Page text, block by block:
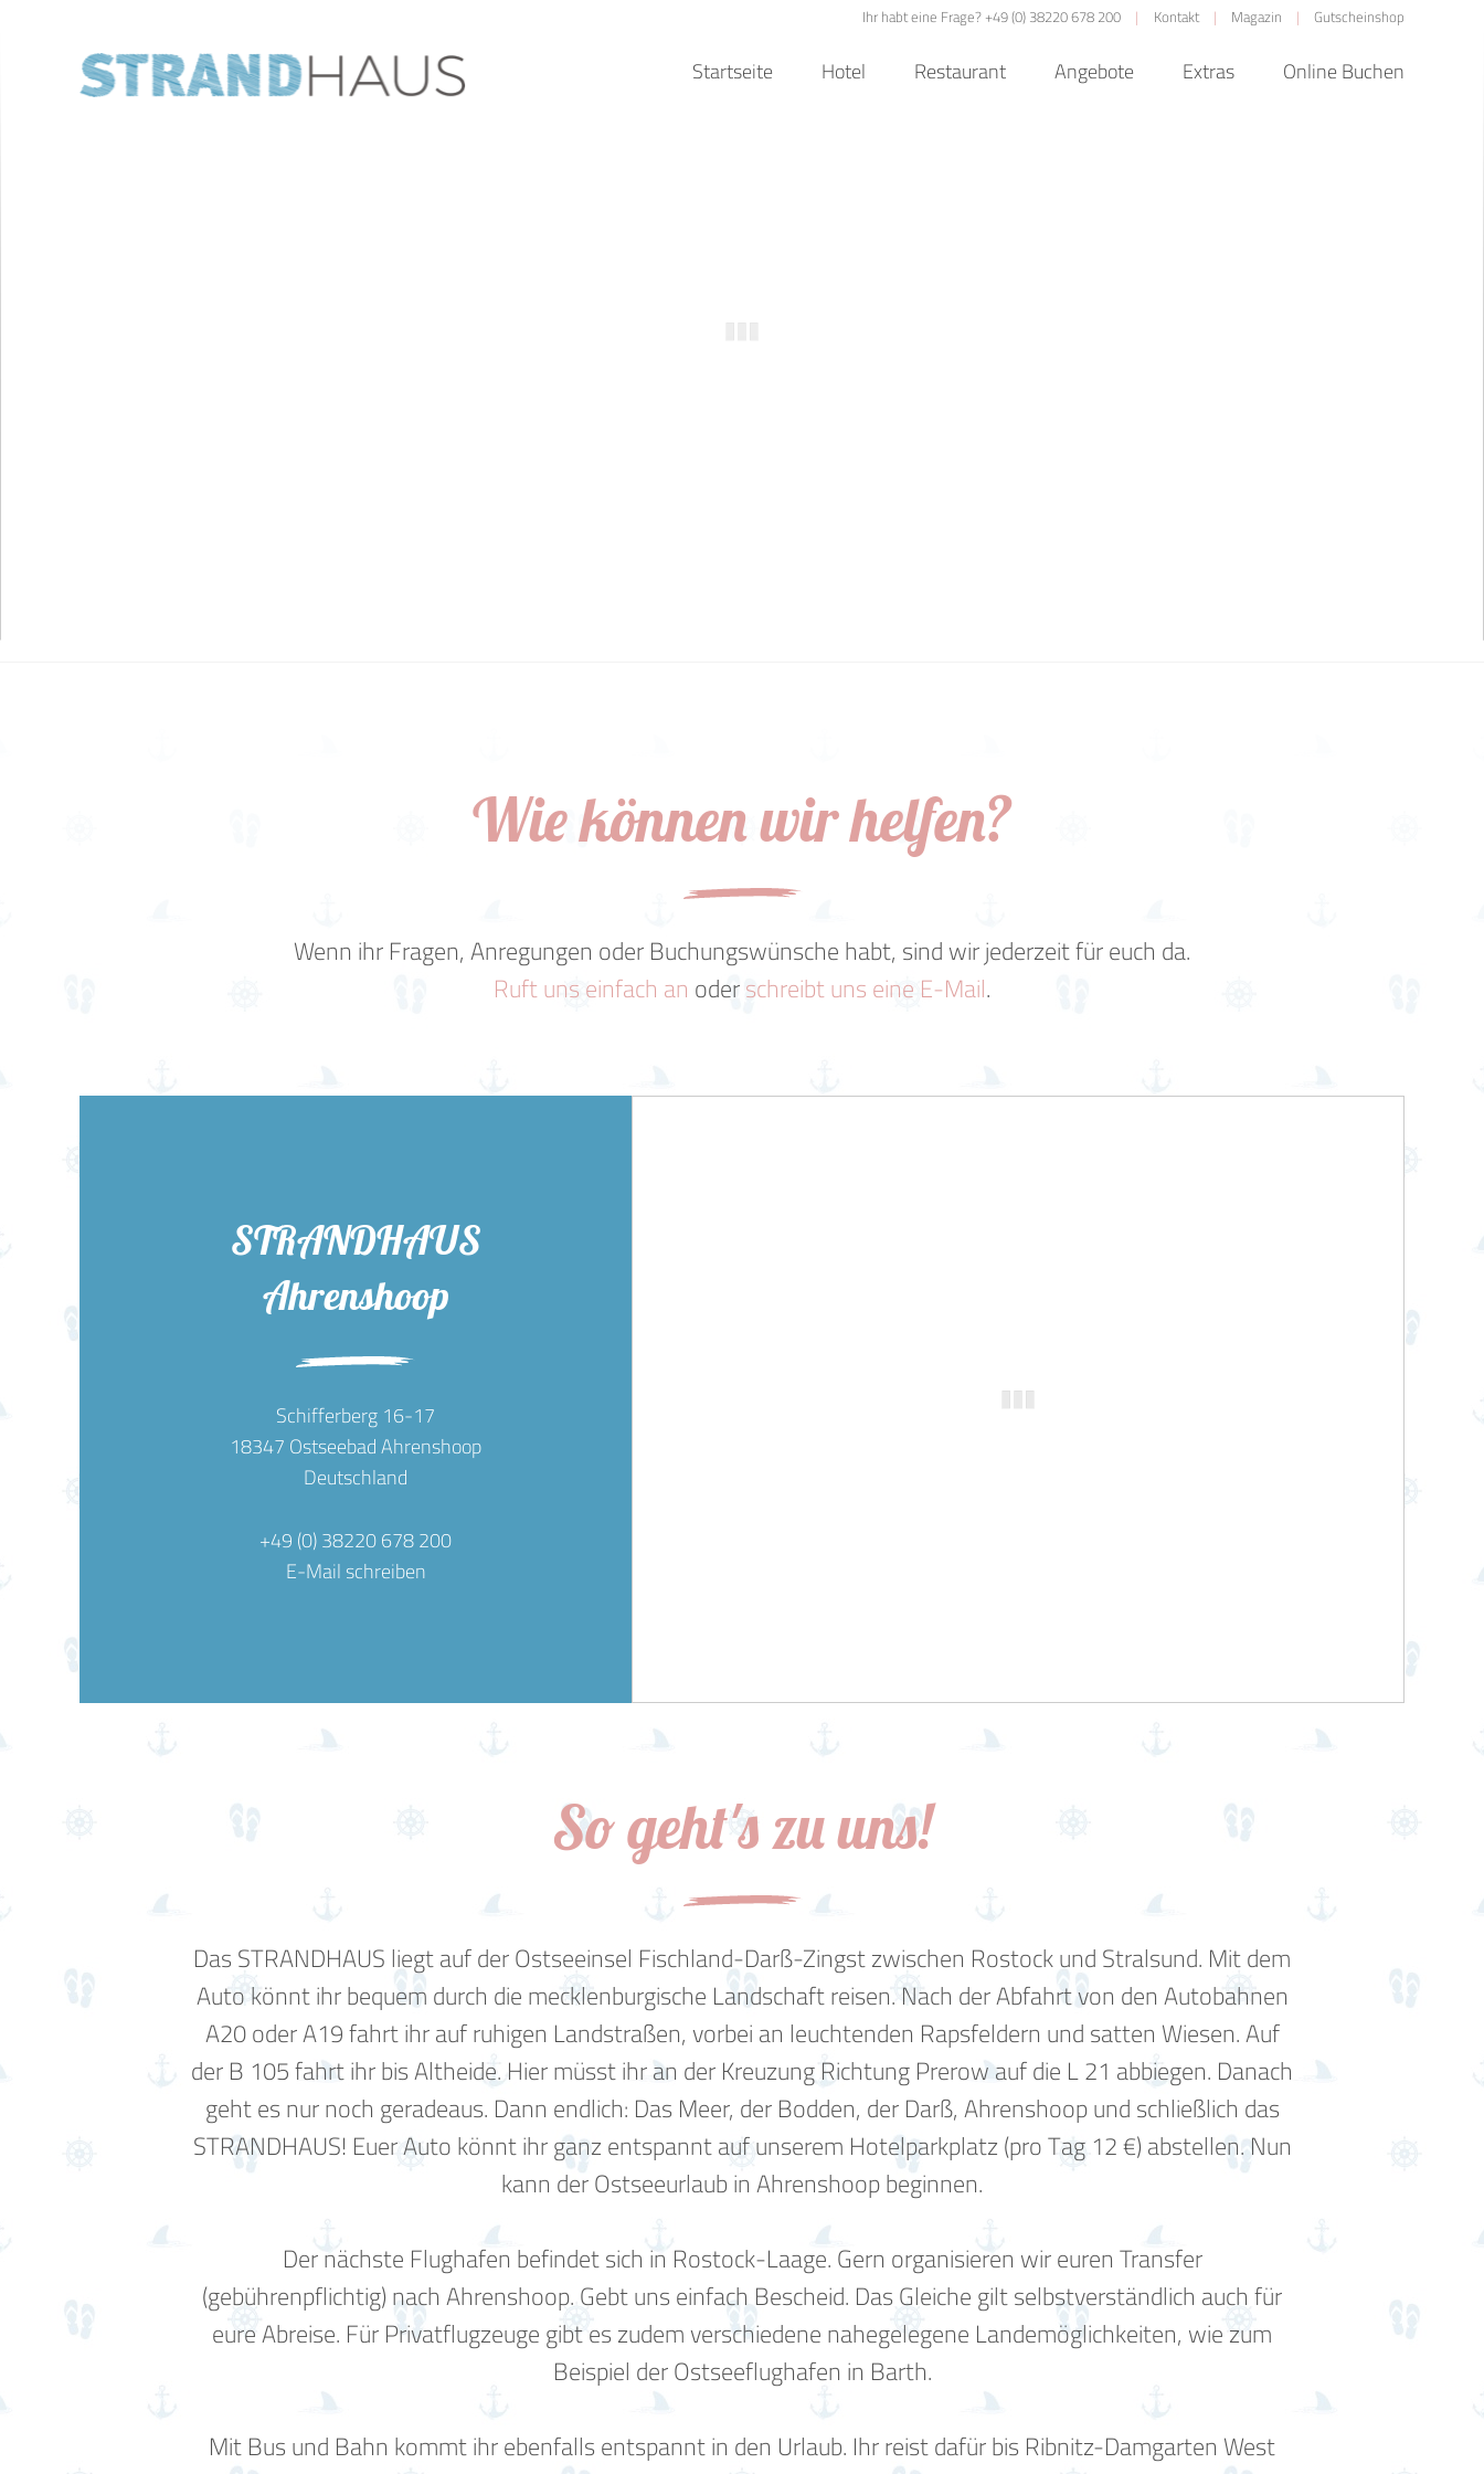
Ihr habt eine Frage?+49 (0) 38220 678 200 Kontakt Magazin Gutscheinshop
Startseite Hotel Restaurant Angebote Extras Online Buchen
Wie können wir helfen?
Wenn ihr Fragen, Anregungen oder Buchungswünsche habt, sind wir jederzeit für euch da.
Ruft uns einfach an oderschreibt uns eine E-Mail.
STRANDHAUS
Ahrenshoop
Schifferberg 16-17
18347 Ostseebad Ahrenshoop
Deutschland
+49 (0) 38220 678 200
E-Mail schreiben
So geht's zu uns!
Das STRANDHAUS liegt auf der Ostseeinsel Fischland-Darß-Zingst zwischen Rostock und Stralsund. Mit dem
Auto könnt ihr bequem durch die mecklenburgische Landschaft reisen. Nach der Abfahrt von den Autobahnen
A20 oder A19 fahrt ihr auf ruhigen Landstraßen, vorbei an leuchtenden Rapsfeldern und satten Wiesen. Auf
der B 105 fahrt ihr bis Altheide. Hier müsst ihr an der Kreuzung Richtung Prerow auf die L 21 abbiegen. Danach
geht es nur noch geradeaus. Dann endlich: Das Meer, der Bodden, der Darß, Ahrenshoop und schließlich das
STRANDHAUS! Euer Auto könnt ihr ganz entspannt auf unserem Hotelparkplatz (pro Tag 12 €) abstellen. Nun
kann der Ostseeurlaub in Ahrenshoop beginnen.
Der nächste Flughafen befindet sich in Rostock-Laage. Gern organisieren wir euren Transfer
(gebührenpflichtig) nach Ahrenshoop. Gebt uns einfach Bescheid. Das Gleiche gilt selbstverständlich auch für
eure Abreise. Für Privatflugzeuge gibt es zudem verschiedene nahegelegene Landemöglichkeiten, wie zum
Beispiel der Ostseeflughafen in Barth.
Mit Bus und Bahn kommt ihr ebenfalls entspannt in den Urlaub. Ihr reist dafür bis Ribnitz-Damgarten West